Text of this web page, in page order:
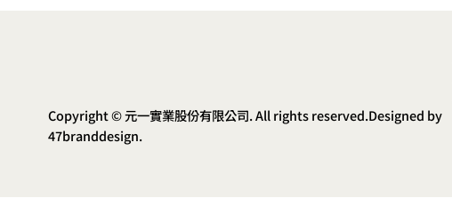
Copyright © 元一實業股份有限公司. All rights reserved.Designed by
47branddesign.